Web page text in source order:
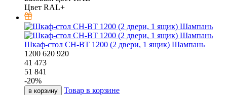
Цвет RAL+
Шкаф-стол CH-BT 1200 (2 двери, 1 ящик) Шампань
1200 620 920
41 473
51 841
-20%
в корзину Товар в корзине